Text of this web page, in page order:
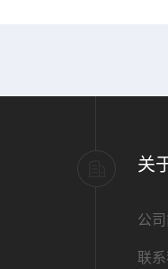
关
公
联